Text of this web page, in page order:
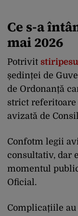
Ce s-a
mai 2026
Potrivit
ședinței de
de Ordonanță
strict
avizată de
Confotm legii
consultativ, dar
momentul
Oficial.
Complicațiile